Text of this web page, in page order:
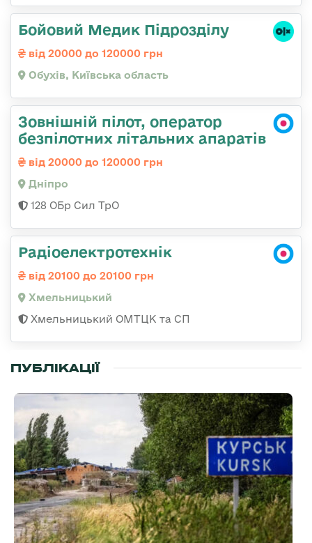
Бойовий Медик Підрозділу
від 20000 до 120000 грн
Обухів, Київська область
Зовнішній пілот, оператор
безпілотних літальних апаратів
від 20000 до 120000 грн
Дніпро
128 ОБр Сил ТрО
Радіоелектротехнік
від 20100 до 20100 грн
Хмельницький
Хмельницький ОМТЦК та СП
ПУБЛІКАЦІЇ